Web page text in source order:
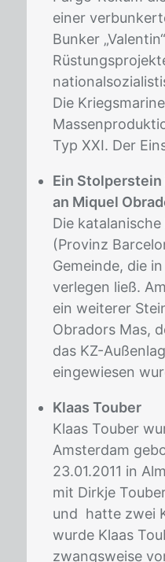
einer
Bunker
Die
Typ XXI. Der
Ein
an Miquel
Die
(Provinz
Gemeinde, die
verlegen ließ.
ein weiterer
Obradors Mas,
das KZ-
eingewiesen
Klaas Touber
Klaas Touber
Amsterdam
23.01.2011 in
mit Dirkje
und hatte zwei
wurde Klaas
zwangsweise